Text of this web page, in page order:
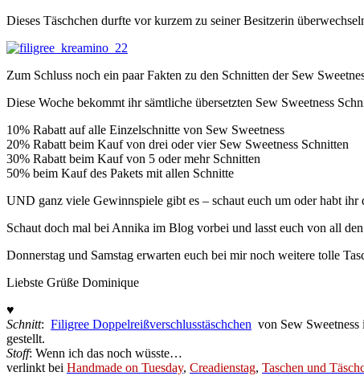
Dieses Täschchen durfte vor kurzem zu seiner Besitzerin
Zum Schluss noch ein paar Fakten zu den Schnitten der Sew
Diese Woche bekommt ihr sämtliche übersetzten Sew Sweetness
10% Rabatt auf alle Einzelschnitte von Sew Sweetness
20% Rabatt beim Kauf von drei oder vier Sew Sweetness Schnitten
30% Rabatt beim Kauf von 5 oder mehr Schnitten
50% beim Kauf des Pakets mit allen Schnitte
UND ganz viele Gewinnspiele gibt es – schaut euch um oder habt ihr
Schaut doch mal bei Annika im Blog vorbei und lasst euch von all
Donnerstag und Samstag erwarten euch bei mir noch weitere tolle
Liebste Grüße Dominique
♥
Schnitt: Filigree Doppelreißverschlusstäschchen von Sew
gestellt.
Stoff: Wenn ich das noch wüsste…
verlinkt bei Handmade on Tuesday, Creadienstag, Taschen und